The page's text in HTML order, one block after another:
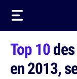
Top 10
en 2013,